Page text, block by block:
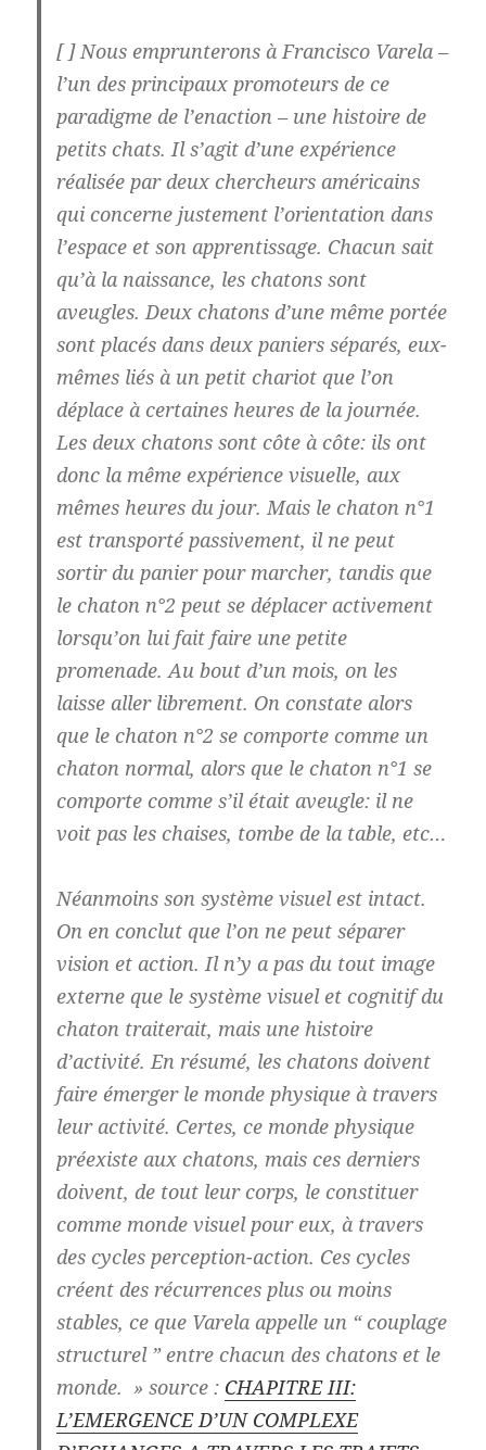
[ ] Nous emprunterons à Francisco Varela –
l’un des principaux promoteurs de ce
paradigme de l’enaction – une histoire de
petits chats. Il s’agit d’une expérience
réalisée par deux chercheurs américains
qui concerne justement l’orientation dans
l’espace et son apprentissage. Chacun sait
qu’à la naissance, les chatons sont
aveugles. Deux chatons d’une même portée
sont placés dans deux paniers séparés, eux-
mêmes liés à un petit chariot que l’on
déplace à certaines heures de la journée.
Les deux chatons sont côte à côte: ils ont
donc la même expérience visuelle, aux
mêmes heures du jour. Mais le chaton n°1
est transporté passivement, il ne peut
sortir du panier pour marcher, tandis que
le chaton n°2 peut se déplacer activement
lorsqu’on lui fait faire une petite
promenade. Au bout d’un mois, on les
laisse aller librement. On constate alors
que le chaton n°2 se comporte comme un
chaton normal, alors que le chaton n°1 se
comporte comme s’il était aveugle: il ne
voit pas les chaises, tombe de la table, etc…
Néanmoins son système visuel est intact.
On en conclut que l’on ne peut séparer
vision et action. Il n’y a pas du tout image
externe que le système visuel et cognitif du
chaton traiterait, mais une histoire
d’activité. En résumé, les chatons doivent
faire émerger le monde physique à travers
leur activité. Certes, ce monde physique
préexiste aux chatons, mais ces derniers
doivent, de tout leur corps, le constituer
comme monde visuel pour eux, à travers
des cycles perception-action. Ces cycles
créent des récurrences plus ou moins
stables, ce que Varela appelle un “ couplage
structurel ” entre chacun des chatons et le
monde. » source : CHAPITRE III:
L’EMERGENCE D’UN COMPLEXE